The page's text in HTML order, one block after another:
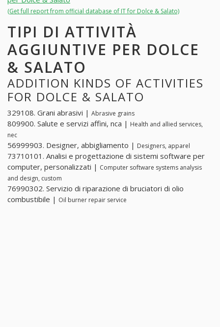
(Get full report from official database of IT for Dolce & Salato)
TIPI DI ATTIVITÀ
AGGIUNTIVE PER DOLCE
& SALATO
ADDITION KINDS OF ACTIVITIES
FOR DOLCE & SALATO
329108. Grani abrasivi | Abrasive grains
809900. Salute e servizi affini, nca | Health and allied services,
nec
56999903. Designer, abbigliamento | Designers, apparel
73710101. Analisi e progettazione di sistemi software per
computer, personalizzati | Computer software systems analysis
and design, custom
76990302. Servizio di riparazione di bruciatori di olio
combustibile | Oil burner repair service